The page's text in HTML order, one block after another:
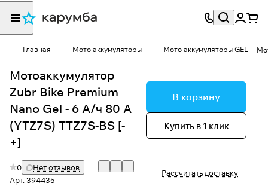
Главная Мото аккумуляторы Мото аккумуляторы GEL
Мотоаккумулятор
Zubr Bike Premium
Nano Gel - 6 А/ч 80 А
(YTZ7S) TTZ7S-BS [-
+]
0
Нет отзывов
Арт.394435
В корзину
Купить в 1 клик
Рассчитать доставку